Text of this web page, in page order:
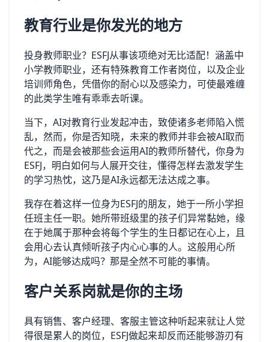
教育行业是你发光的地方
投身教师职业？ESFJ从事该项绝对无比适配！涵盖中
小学教师职业，还有特殊教育工作者岗位，以及企业
培训师角色，凭借你的耐心以及感染力，可使最难缠
的此类学生唯有乖乖去听课。
当下，AI对教育行业发起冲击，致使诸多老师陷入慌
乱，然而，你是否知晓，未来的教师并非会被AI取而
代之，而是会被那些会运用AI的教师所替代，你身为
ESFJ，明白如何与人展开交往，懂得怎样去激发学生
的学习热忱，这乃是AI永远都无法达成之事。
我存在着这样一位身为ESFJ的朋友，她于一所小学担
任班主任一职。她所带班级里的孩子们异常黏她，缘
在于她属于那种会将每个学生的生日都记在心上，且
会用心去认真倾听孩子内心心事的人。这般用心所
为，AI能够达成吗？那是全然不可能的事情。
客户关系岗就是你的主场
具有销售、客户经理、客服主管这种听起来就让人觉
得很是累人的岗位，ESFJ做起来却反而还能够游刃有